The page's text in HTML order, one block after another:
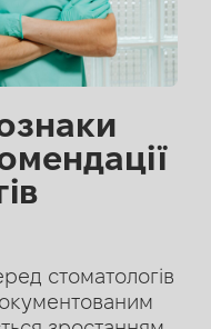
стоматологів